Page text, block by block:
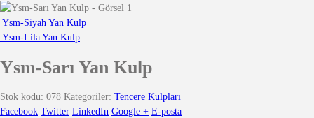
Ysm-Siyah Yan Kulp
Ysm-Lila Yan Kulp
Ysm-Sarı Yan Kulp
Stok kodu: 078 Kategoriler: Tencere Kulpları
Facebook Twitter LinkedIn Google + E-posta